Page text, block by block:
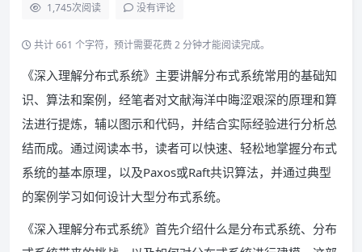
1,745次阅读 没有评论
共计 661 个字符，预计需要花费 2 分钟才能阅读完成。
《深入理解分布式系统》主要讲解分布式系统常用的基础知
识、算法和案例，经笔者对文献海洋中晦涩艰深的原理和算
法进行提炼，辅以图示和代码，并结合实际经验进行分析总
结而成。通过阅读本书，读者可以快速、轻松地掌握分布式
系统的基本原理，以及Paxos或Raft共识算法，并通过典型
的案例学习如何设计大型分布式系统。
《深入理解分布式系统》首先介绍什么是分布式系统、分布